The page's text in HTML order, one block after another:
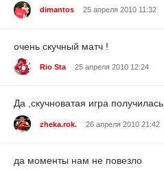
dimantos 25 апреля 2010 11:32
очень скучный матч !
Rio Sta 25 апреля 2010 12:24
Да ,скучноватая игра получилась
zheka.rok. 26 апреля 2010 21:42
да моменты нам не повезло